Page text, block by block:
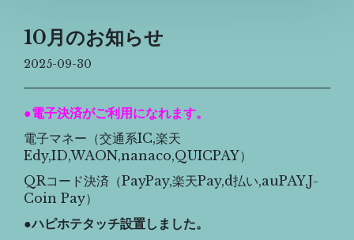
10月のお知らせ
2025-09-30
●電子決済がご利用になれます。
電子マネー（交通系IC,楽天
Edy,ID,WAON,nanaco,QUICPAY）
QRコード決済（PayPay,楽天Pay,d払い,auPAY,J-
Coin Pay）
●ハピホテタッチ設置しました。